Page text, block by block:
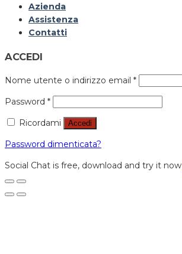
Azienda
Assistenza
Contatti
ACCEDI
Nome utente o indirizzo email *
Password *
Ricordami
Accedi
Password dimenticata?
Social Chat is free, download and try it now